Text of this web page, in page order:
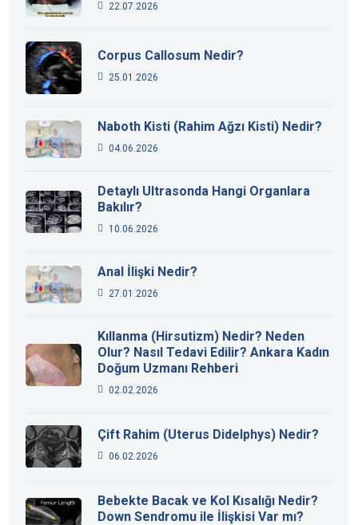
22.07.2026
Corpus Callosum Nedir?
25.01.2026
Naboth Kisti (Rahim Ağzı Kisti) Nedir?
04.06.2026
Detaylı Ultrasonda Hangi Organlara
Bakılır?
10.06.2026
Anal İlişki Nedir?
27.01.2026
Kıllanma (Hirsutizm) Nedir? Neden
Olur? Nasıl Tedavi Edilir? Ankara Kadın
Doğum Uzmanı Rehberi
02.02.2026
Çift Rahim (Uterus Didelphys) Nedir?
06.02.2026
Bebekte Bacak ve Kol Kısalığı Nedir?
Down Sendromu ile İlişkisi Var mı?